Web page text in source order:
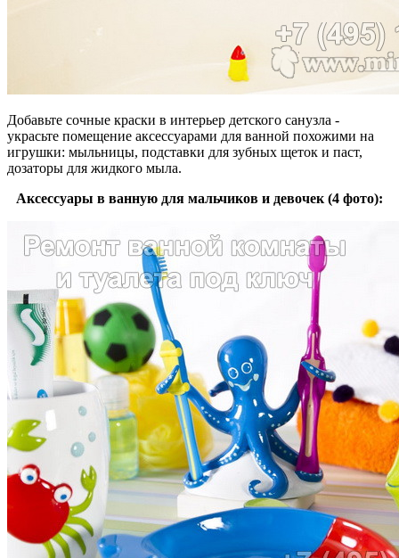
Добавьте сочные краски в интерьер детского санузла -
украсьте помещение аксессуарами для ванной похожими на
игрушки: мыльницы, подставки для зубных щеток и паст,
дозаторы для жидкого мыла.
Аксессуары в ванную для мальчиков и девочек (4 фото):